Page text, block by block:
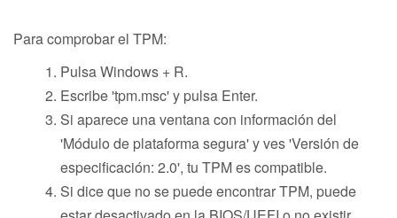
Para comprobar el TPM:
Pulsa Windows + R.
Escribe 'tpm.msc' y pulsa Enter.
Si aparece una ventana con información del
'Módulo de plataforma segura' y ves 'Versión de
especificación: 2.0', tu TPM es compatible.
Si dice que no se puede encontrar TPM, puede